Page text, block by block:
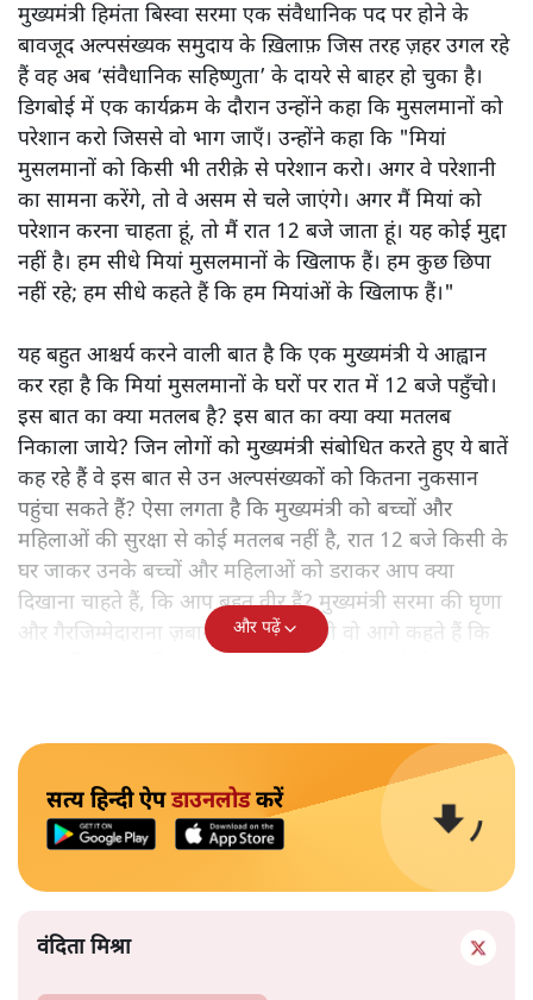
मुख्यमंत्री हिमंता बिस्वा सरमा एक संवैधानिक पद पर होने के
बावजूद अल्पसंख्यक समुदाय के ख़िलाफ़ जिस तरह ज़हर उगल रहे
हैं वह अब ‘संवैधानिक सहिष्णुता’ के दायरे से बाहर हो चुका है।
डिगबोई में एक कार्यक्रम के दौरान उन्होंने कहा कि मुसलमानों को
परेशान करो जिससे वो भाग जाएँ। उन्होंने कहा कि "मियां
मुसलमानों को किसी भी तरीक़े से परेशान करो। अगर वे परेशानी
का सामना करेंगे, तो वे असम से चले जाएंगे। अगर मैं मियां को
परेशान करना चाहता हूं, तो मैं रात 12 बजे जाता हूं। यह कोई मुद्दा
नहीं है। हम सीधे मियां मुसलमानों के खिलाफ हैं। हम कुछ छिपा
नहीं रहे; हम सीधे कहते हैं कि हम मियांओं के खिलाफ हैं।"
यह बहुत आश्चर्य करने वाली बात है कि एक मुख्यमंत्री ये आह्वान
कर रहा है कि मियांं मुसलमानों के घरों पर रात में 12 बजे पहुँचो।
इस बात का क्या मतलब है? इस बात का क्या क्या मतलब
निकाला जाये? जिन लोगों को मुख्यमंत्री संबोधित करते हुए ये बातें
कह रहे हैं वे इस बात से उन अल्पसंख्यकों को कितना नुकसान
पहुंचा सकते हैं? ऐसा लगता है कि मुख्यमंत्री को बच्चों और
महिलाओं की सुरक्षा से कोई मतलब नहीं है, रात 12 बजे किसी के
घर जाकर उनके बच्चों और महिलाओं को डराकर आप क्या
दिखाना चाहते हैं, कि आप बहुत वीर हैं? मुख्यमंत्री सरमा की घृणा
और गैरजिम्मेदाराना ज़बान यहीं नहीं रुकती वो आगे कहते हैं कि
और पढ़ें
सत्य हिन्दी ऐपडाउनलोडकरें
वंदिता मिश्रा